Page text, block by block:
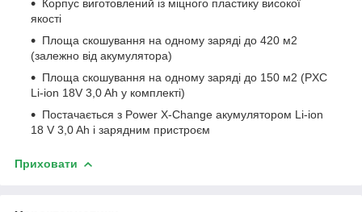
Корпус виготовлений із міцного пластику високої
якості
Площа скошування на одному заряді до 420 м2
(залежно від акумулятора)
Площа скошування на одному заряді до 150 м2 (PXC
Li-ion 18V 3,0 Ah у комплекті)
Постачається з Power X-Change акумулятором Li-ion
18 V 3,0 Ah і зарядним пристроєм
Приховати